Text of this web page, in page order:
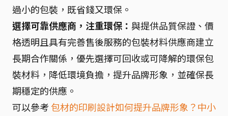
過小的包裝，既省錢又環保。
選擇可靠供應商，注重環保： 與提供品質保證、價
格透明且具有完善售後服務的包裝材料供應商建立
長期合作關係，優先選擇可回收或可降解的環保包
裝材料，降低環境負擔，提升品牌形象，並確保長
期穩定的供應。
可以參考包材的印刷設計如何提升品牌形象？中小